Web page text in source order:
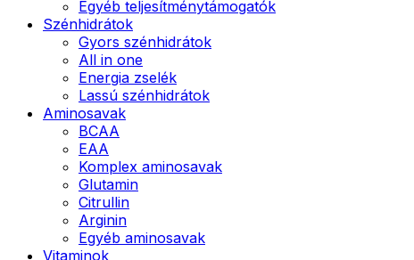
Egyéb teljesítménytámogatók
Szénhidrátok
Gyors szénhidrátok
All in one
Energia zselék
Lassú szénhidrátok
Aminosavak
BCAA
EAA
Komplex aminosavak
Glutamin
Citrullin
Arginin
Egyéb aminosavak
Vitaminok